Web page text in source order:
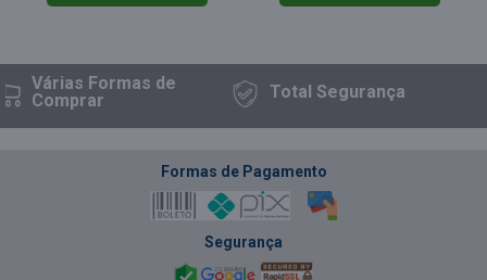
Várias Formasde
Comprar
TotalSegurança
Formas de Pagamento
Segurança